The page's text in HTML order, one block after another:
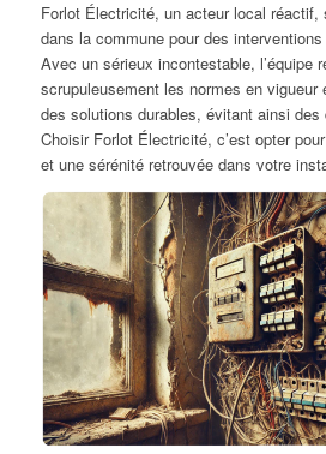
Forlot Électricité, un acteur local réactif,
dans la commune pour des
Avec un sérieux incontestable, l’équipe
scrupuleusement les normes en vigueur
des solutions durables, évitant ainsi des
Choisir Forlot Électricité, c’est opter
et une sérénité retrouvée dans votre